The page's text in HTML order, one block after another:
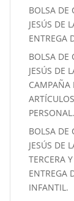
BOLSA DE
JESÚS DE
ENTREGA
BOLSA DE
JESÚS DE
CAMPAÑA
PERSONAL.
BOLSA DE
JESÚS DE
TERCERA
ENTREGA
INFANTIL.